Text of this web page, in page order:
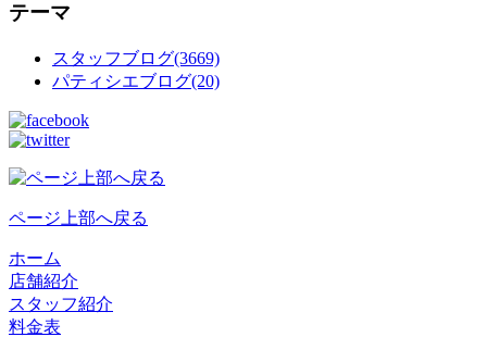
テーマ
スタッフブログ(3669)
パティシエブログ(20)
ページ上部へ戻る
ホーム
店舗紹介
スタッフ紹介
料金表